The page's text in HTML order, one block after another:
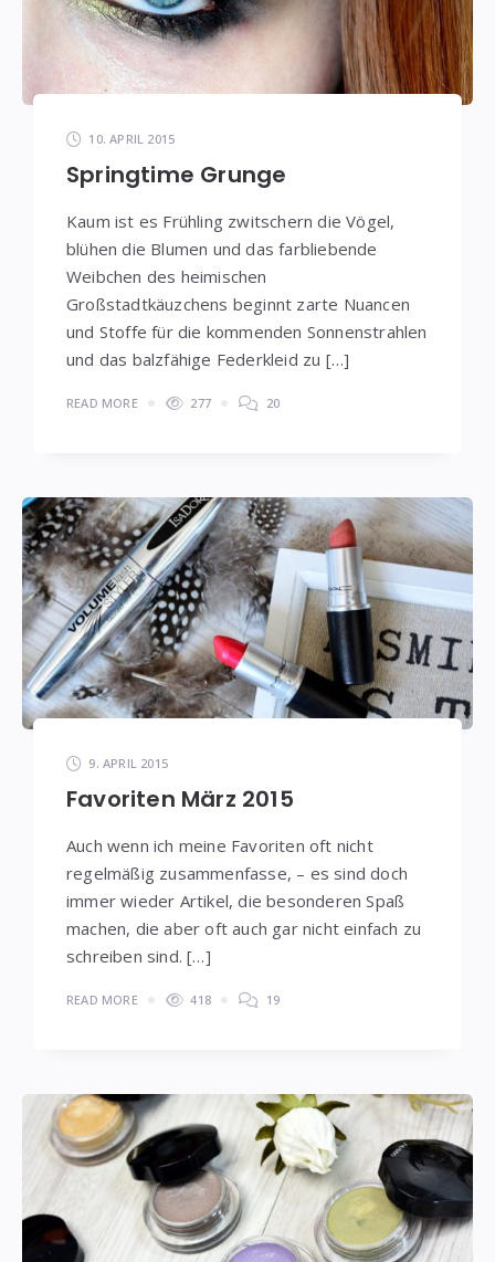
10. APRIL 2015
Springtime Grunge
Kaum ist es Frühling zwitschern die Vögel,
blühen die Blumen und das farbliebende
Weibchen des heimischen
Großstadtkäuzchens beginnt zarte Nuancen
und Stoffe für die kommenden Sonnenstrahlen
und das balzfähige Federkleid zu […]
READ MORE 277 20
9. APRIL 2015
Favoriten März 2015
Auch wenn ich meine Favoriten oft nicht
regelmäßig zusammenfasse, – es sind doch
immer wieder Artikel, die besonderen Spaß
machen, die aber oft auch gar nicht einfach zu
schreiben sind. […]
READ MORE 418 19